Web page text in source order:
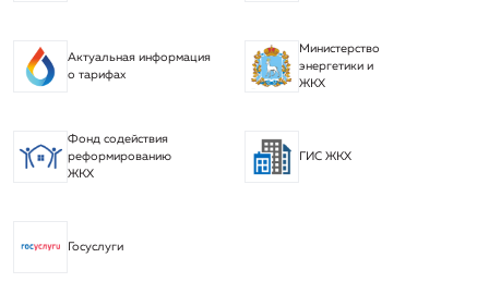
Актуальная информация
о тарифах
Министерство
энергетики и
ЖКХ
Фонд содействия
реформированию
ЖКХ
ГИС ЖКХ
Госуслуги